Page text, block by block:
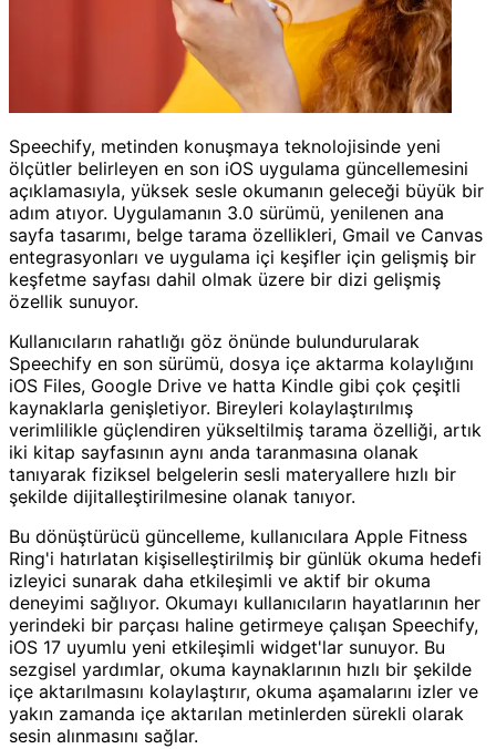
Speechify, metinden konuşmaya teknolojisinde yeni
ölçütler belirleyen en son iOS uygulama güncellemesini
açıklamasıyla, yüksek sesle okumanın geleceği büyük bir
adım atıyor. Uygulamanın 3.0 sürümü, yenilenen ana
sayfa tasarımı, belge tarama özellikleri, Gmail ve Canvas
entegrasyonları ve uygulama içi keşifler için gelişmiş bir
keşfetme sayfası dahil olmak üzere bir dizi gelişmiş
özellik sunuyor.
Kullanıcıların rahatlığı göz önünde bulundurularak
Speechify en son sürümü, dosya içe aktarma kolaylığını
iOS Files, Google Drive ve hatta Kindle gibi çok çeşitli
kaynaklarla genişletiyor. Bireyleri kolaylaştırılmış
verimlilikle güçlendiren yükseltilmiş tarama özelliği, artık
iki kitap sayfasının aynı anda taranmasına olanak
tanıyarak fiziksel belgelerin sesli materyallere hızlı bir
şekilde dijitalleştirilmesine olanak tanıyor.
Bu dönüştürücü güncelleme, kullanıcılara Apple Fitness
Ring'i hatırlatan kişiselleştirilmiş bir günlük okuma hedefi
izleyici sunarak daha etkileşimli ve aktif bir okuma
deneyimi sağlıyor. Okumayı kullanıcıların hayatlarının her
yerindeki bir parçası haline getirmeye çalışan Speechify,
iOS 17 uyumlu yeni etkileşimli widget'lar sunuyor. Bu
sezgisel yardımlar, okuma kaynaklarının hızlı bir şekilde
içe aktarılmasını kolaylaştırır, okuma aşamalarını izler ve
yakın zamanda içe aktarılan metinlerden sürekli olarak
sesin alınmasını sağlar.